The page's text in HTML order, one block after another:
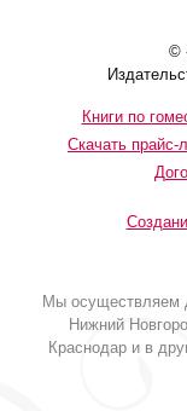
©
Книги по
Скачать прайс-
Мы осуществляем
Нижний
Краснодар и в